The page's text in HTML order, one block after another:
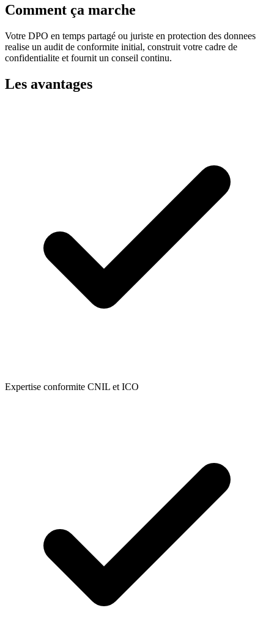
Comment ça marche
Votre DPO en temps partagé ou juriste en protection des donnees
realise un audit de conformite initial, construit votre cadre de
confidentialite et fournit un conseil continu.
Les avantages
Expertise conformite CNIL et ICO